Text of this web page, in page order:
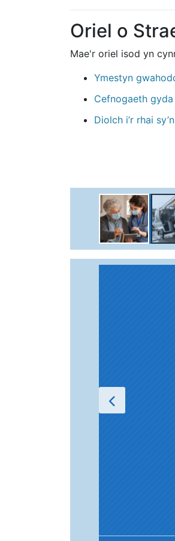
Oriel o
Mae'r oriel isod yn
Ymestyn
Cefnogaeth
Diolch i’r rhai
Blaenorol